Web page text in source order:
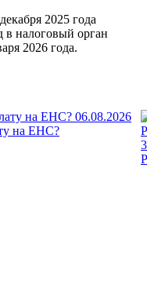
2025 года
в налоговый орган
2026 года.
06.08.2026
на ЕНС?